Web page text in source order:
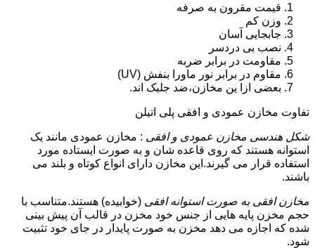
قیمت مقرون به صرفه
وزن کم
جابجایی آسان
نصب بی دردسر
مقاومت در برابر ضربه
مقاوم در برابر نور ماورا بنفش (UV)
بعضی ازا ین مخازن،ضد جلبک اند.
تفاوت مخازن عمودی و افقی پلی اتیلن
شکل هندسی مخازن عمودی و افقی : مخازن عمودی مانند یک
استوانه هستند که روی قاعده شان و به صورت ایستاده مورد
استفاده قرار می گیرند.این مخازن دارای انواع کوتاه و بلند می
باشند.
مخازن افقی به صورت استوانه افقی (خوابیده) هستند.متناسب با
حجم مخزن پایه هایی از جنس خود مخزن در قالب آن پیش بینی
شده که اجازه می دهد مخزن به صورت پایدار در جای خود تثبیت
شود.